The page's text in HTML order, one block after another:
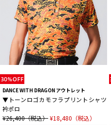
DANCE WITH DRAGON アウトレット
▼トーンロゴカモフラプリントシャツ
衿ポロ
¥26,400（税込）¥18,480（税込）